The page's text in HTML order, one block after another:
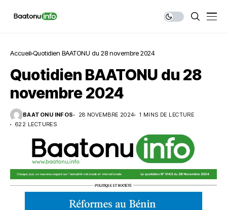
Accueil Quotidien BAATONU du 28 novembre 2024
Quotidien BAATONU du 28
novembre 2024
BAATONU INFOS 28 NOVEMBRE 2024
1 MINS DE LECTURE
622 LECTURES